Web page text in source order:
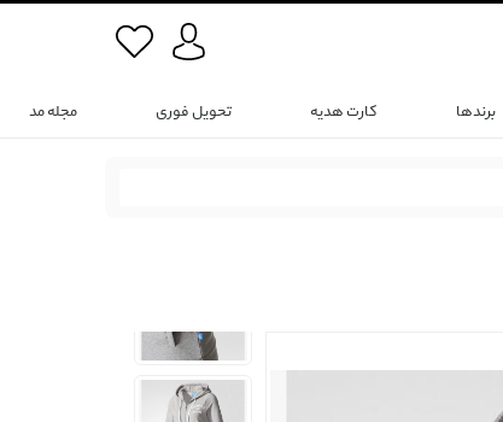
برندها کارت هدیه تحویل فوری مجله مد